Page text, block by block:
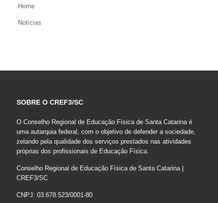
Home
Notícias
SOBRE O CREF3/SC
O Conselho Regional de Educação Física de Santa Catarina é
uma autarquia federal, com o objetivo de defender a sociedade,
zelando pela qualidade dos serviços prestados nas atividades
próprias dos profissionais de Educação Física.
Conselho Regional de Educação Física de Santa Catarina |
CREF3/SC
CNPJ: 03.678.523/0001-80